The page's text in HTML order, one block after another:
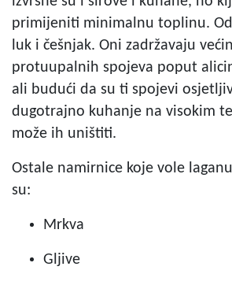
primijeniti minimalnu toplinu.
luk i češnjak. Oni zadržavaju
protuupalnih spojeva poput
ali budući da su ti spojevi
dugotrajno kuhanje na visokim
može ih uništiti.
Ostale namirnice koje vole
su:
Mrkva
Gljive